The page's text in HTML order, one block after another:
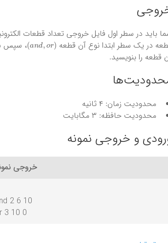
باید در سطر اول فایل خروجی تعداد قطعات
در یک سطر ابتدا نوع آن قطعه (
and,or
)، سپس
قطعه را بنویسید.
محدودیت زمان: ۴ ثانیه
محدودیت حافظه: ۳ مگابایت
و خروجی نمونه
خروجی
2 6 10
3 10 0